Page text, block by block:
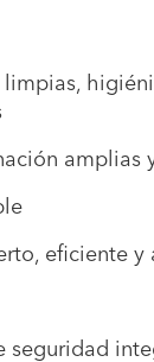
limpias,
amplias
eficiente y
seguridad